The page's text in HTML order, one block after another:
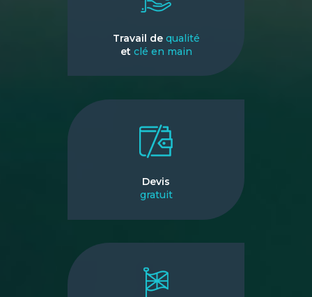
Travail de qualité
et clé en main
Devis
gratuit